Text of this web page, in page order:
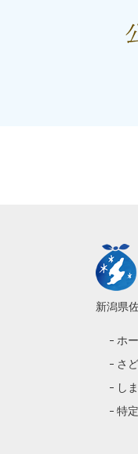
新潟県
ホ
さ
し
特